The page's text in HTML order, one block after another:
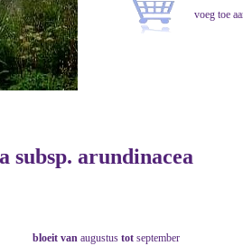
subsp. arundinacea
bloeit van augustus tot september